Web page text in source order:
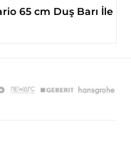
65 cm Duş Barı İle